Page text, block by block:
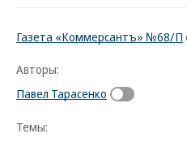
Газета «Коммерсантъ» №68/П
Авторы:
Павел Тарасенко
Темы: